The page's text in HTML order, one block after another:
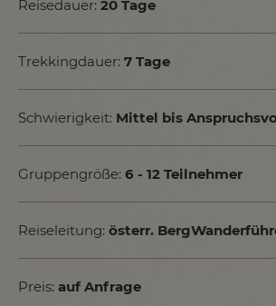
Reisedauer: 20 Tage
Trekkingdauer: 7 Tage
Schwierigkeit: Mittel bis
Gruppengröße: 6 - 12 Teilnehmer
Reiseleitung: österr.
Preis: auf Anfrage